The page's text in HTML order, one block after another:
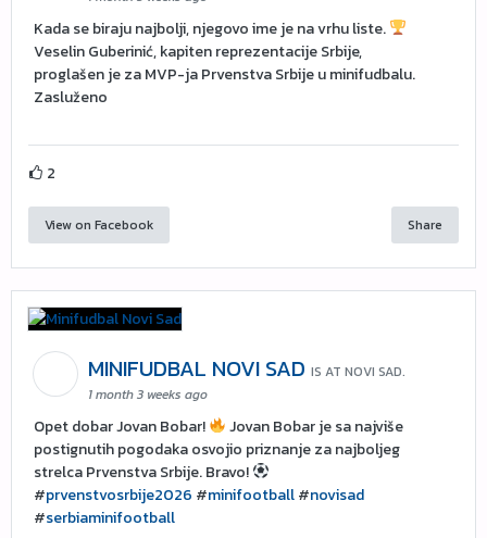
Kada se biraju najbolji, njegovo ime je na vrhu liste.
Veselin Guberinić, kapiten reprezentacije Srbije,
proglašen je za MVP-ja Prvenstva Srbije u minifudbalu.
Zasluženo
2
View on Facebook Share
MINIFUDBAL NOVI SAD IS AT NOVI SAD.
1 month 3 weeks ago
Opet dobar Jovan Bobar!
Jovan Bobar je sa najviše
postignutih pogodaka osvojio priznanje za najboljeg
strelca Prvenstva Srbije. Bravo!
#prvenstvosrbije2026 #minifootball#novisad
#serbiaminifootball